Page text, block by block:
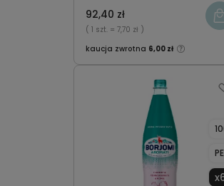
92,40 zł
( 1 szt. = 7,70 zł )
kaucja zwrotna 6,00 zł